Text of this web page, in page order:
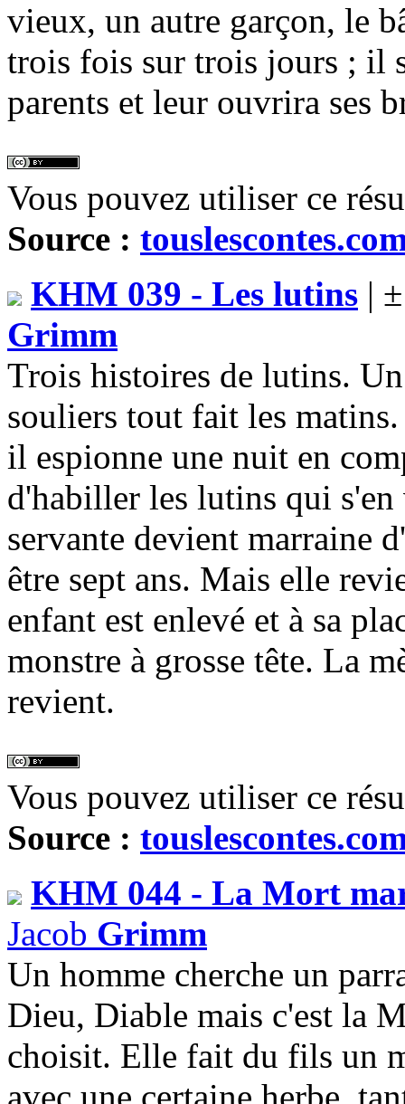
vieux, un autre garçon, le
trois fois sur trois jours ; il
parents et leur ouvrira ses
Vous pouvez utiliser ce
Source :
KHM 039 - Les lutins |
Grimm
Trois histoires de lutins.
souliers tout fait les
il espionne une nuit en
d'habiller les lutins qui
servante devient marraine
être sept ans. Mais elle
enfant est enlevé et à sa
monstre à grosse tête. La
revient.
Vous pouvez utiliser ce
Source :
KHM 044 - La Mort
Jacob Grimm
Un homme cherche un
Dieu, Diable mais c'est la
choisit. Elle fait du fils un